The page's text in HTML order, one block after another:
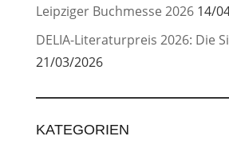
Leipziger Buchmesse 2026 14/
DELIA-Literaturpreis 2026: Die
21/03/2026
KATEGORIEN